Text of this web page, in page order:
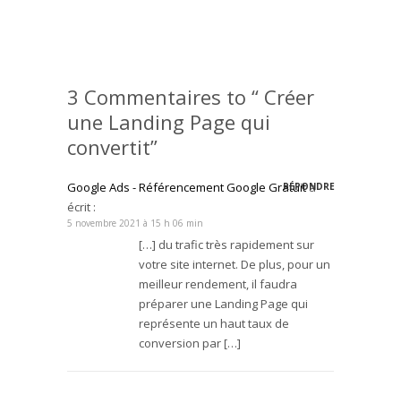
3 Commentaires to “ Créer
une Landing Page qui
convertit”
Google Ads - Référencement Google Gratuita
écrit :
RÉPONDRE
5 novembre 2021 à 15 h 06 min
[…] du trafic très rapidement sur
votre site internet. De plus, pour un
meilleur rendement, il faudra
préparer une Landing Page qui
représente un haut taux de
conversion par […]